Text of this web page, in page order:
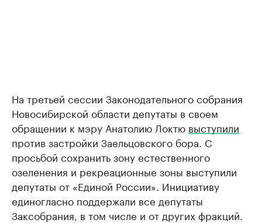
На третьей сессии Законодательного собрания
Новосибирской области депутаты в своем
обращении к мэру Анатолию Локтю выступили
против застройки Заельцовского бора. С
просьбой сохранить зону естественного
озеленения и рекреационные зоны выступили
депутаты от «Единой России». Инициативу
единогласно поддержали все депутаты
Заксобрания, в том числе и от других фракций.